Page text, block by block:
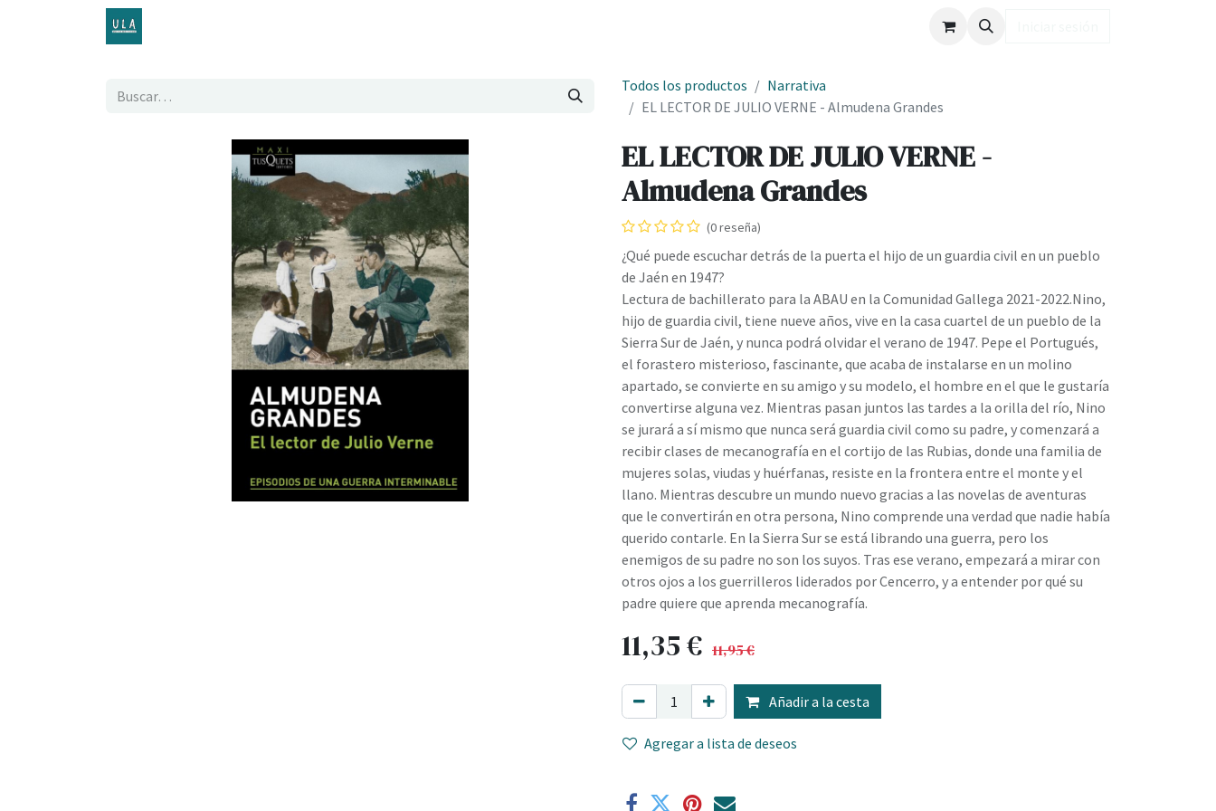
Todos los productos
Narrativa
EL LECTOR DE JULIO VERNE - Almudena Grandes
EL LECTOR DE JULIO VERNE -
Almudena Grandes
(0 reseña)
¿Qué puede escuchar detrás de la puerta el hijo de un guardia civil en un pueblo
de Jaén en 1947?
Lectura de bachillerato para la ABAU en la Comunidad Gallega 2021-2022.Nino,
hijo de guardia civil, tiene nueve años, vive en la casa cuartel de un pueblo de la
Sierra Sur de Jaén, y nunca podrá olvidar el verano de 1947. Pepe el Portugués,
el forastero misterioso, fascinante, que acaba de instalarse en un molino
apartado, se convierte en su amigo y su modelo, el hombre en el que le gustaría
convertirse alguna vez. Mientras pasan juntos las tardes a la orilla del río, Nino
se jurará a sí mismo que nunca será guardia civil como su padre, y comenzará a
recibir clases de mecanografía en el cortijo de las Rubias, donde una familia de
mujeres solas, viudas y huérfanas, resiste en la frontera entre el monte y el
llano. Mientras descubre un mundo nuevo gracias a las novelas de aventuras
que le convertirán en otra persona, Nino comprende una verdad que nadie había
querido contarle. En la Sierra Sur se está librando una guerra, pero los
enemigos de su padre no son los suyos. Tras ese verano, empezará a mirar con
otros ojos a los guerrilleros liderados por Cencerro, y a entender por qué su
padre quiere que aprenda mecanografía.
11,35€ 11,95€
Añadir a la cesta
Agregar a lista de deseos